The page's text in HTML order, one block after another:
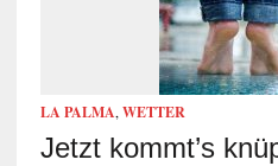
LA PALMA,WETTER
Jetzt kommt’s